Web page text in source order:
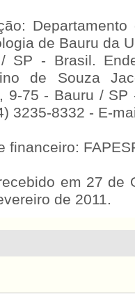
de Bauru da
SP - Brasil.
de Souza
9-75 - Bauru /
3235-8332 - E-
financeiro:
em 27 de
de 2011.